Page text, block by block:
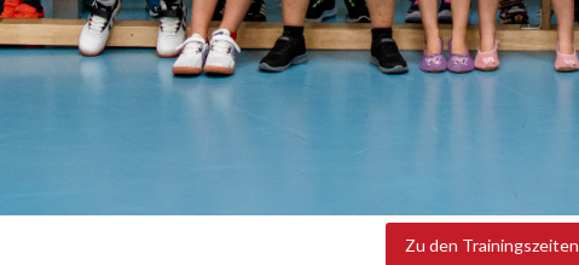
Zu den Trainingszeiten